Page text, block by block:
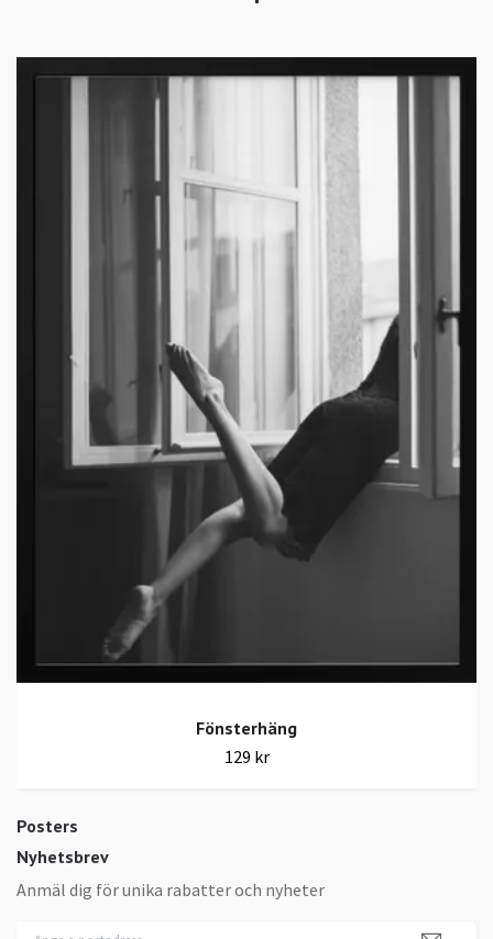
Posters
Nyhetsbrev
Anmäl dig för unika rabatter och nyheter
Fönsterhäng
129 kr